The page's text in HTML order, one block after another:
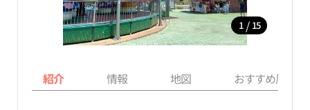
1 / 15
紹介 情報 地図 おすすめ周辺